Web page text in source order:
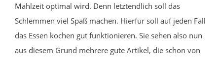
Mahlzeit optimal wird. Denn letztendlich soll das
Schlemmen viel Spaß machen. Hierfür soll auf jeden Fall
das Essen kochen gut funktionieren. Sie sehen also nun
aus diesem Grund mehrere gute Artikel, die schon von